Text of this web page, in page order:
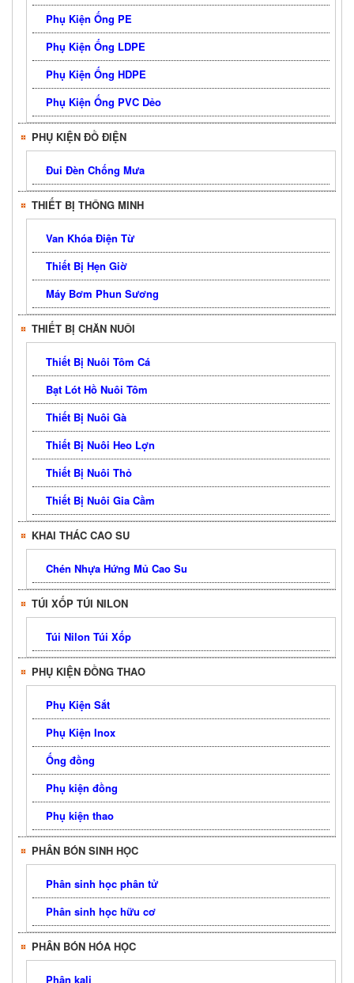
Phụ Kiện Ống PE
Phụ Kiện Ống LDPE
Phụ Kiện Ống HDPE
Phụ Kiện Ống PVC Dẻo
PHỤ KIỆN ĐỒ ĐIỆN
Đui Đèn Chống Mưa
THIẾT BỊ THÔNG MINH
Van Khóa Điện Từ
Thiết Bị Hẹn Giờ
Máy Bơm Phun Sương
THIẾT BỊ CHĂN NUÔI
Thiết Bị Nuôi Tôm Cá
Bạt Lót Hồ Nuôi Tôm
Thiết Bị Nuôi Gà
Thiết Bị Nuôi Heo Lợn
Thiết Bị Nuôi Thỏ
Thiết Bị Nuôi Gia Cầm
KHAI THÁC CAO SU
Chén Nhựa Hứng Mủ Cao Su
TÚI XỐP TÚI NILON
Túi Nilon Túi Xốp
PHỤ KIỆN ĐỒNG THAO
Phụ Kiện Sắt
Phụ Kiện Inox
Ống đồng
Phụ kiện đồng
Phụ kiện thao
PHÂN BÓN SINH HỌC
Phân sinh học phân tử
Phân sinh học hữu cơ
PHÂN BÓN HÓA HỌC
Phân kali